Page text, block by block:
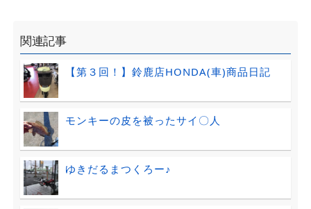
関連記事
【第３回！】鈴鹿店HONDA(車)商品日記
モンキーの皮を被ったサイ〇人
ゆきだるまつくろー♪